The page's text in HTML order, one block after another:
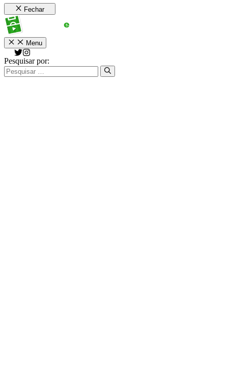
Fechar
Menu
Pesquisar por: